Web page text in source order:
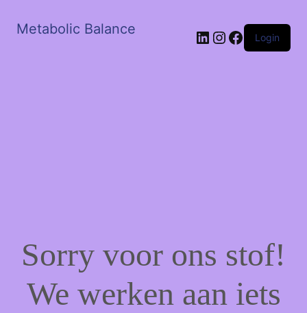
Metabolic Balance LinkedIn
Instagram
Facebook
Login
Sorry voor ons stof!
We werken aan iets